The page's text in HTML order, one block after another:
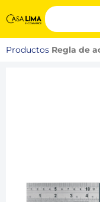
Productos Regla de